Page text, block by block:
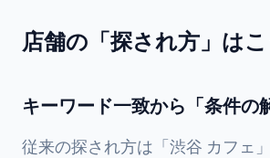
店舗の「探され方」は
キーワード一致から「条件の
従来の探され方は「渋谷 カフェ